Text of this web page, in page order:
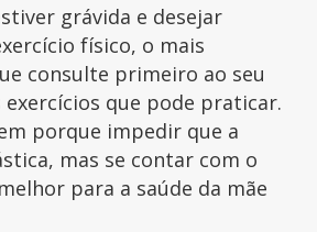
grávida e desejar
físico, o mais
consulte primeiro ao seu
que pode praticar.
porque impedir que a
mas se contar com o
para a saúde da mãe